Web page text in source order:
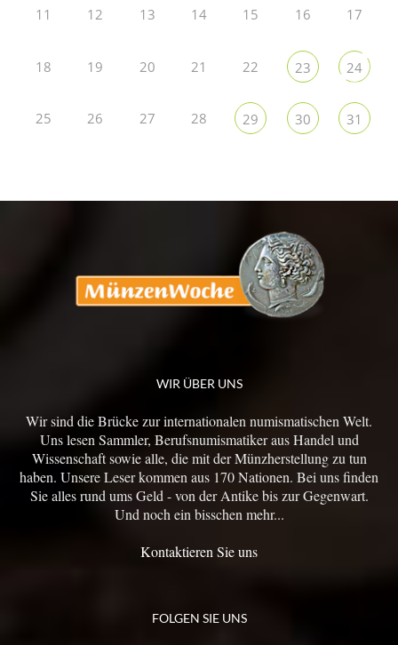
11 12 13 14 15 16 17
18 19 20 21 22 23 24
25 26 27 28 29 30 31
WIR ÜBER UNS
Wir sind die Brücke zur internationalen numismatischen Welt.
Uns lesen Sammler, Berufsnumismatiker aus Handel und
Wissenschaft sowie alle, die mit der Münzherstellung zu tun
haben. Unsere Leser kommen aus 170 Nationen. Bei uns finden
Sie alles rund ums Geld - von der Antike bis zur Gegenwart.
Und noch ein bisschen mehr...
Kontaktieren Sie uns
FOLGEN SIE UNS